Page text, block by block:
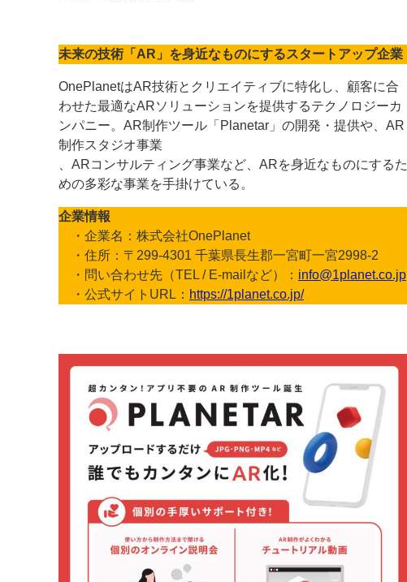
未来の技術「AR」を身近なものにするスタートアップ企業
OnePlanetはAR技術とクリエイティブに特化し、顧客に合
わせた最適なARソリューションを提供するテクノロジーカ
ンパニー。AR制作ツール「Planetar」の開発・提供や、AR
制作スタジオ事業
、ARコンサルティング事業など、ARを身近なものにするた
めの多彩な事業を手掛けている。
企業情報
・企業名：株式会社OnePlanet
・住所：〒299-4301 千葉県長生郡一宮町一宮2998-2
・問い合わせ先（TEL / E-mailなど）： info@1planet.co.jp
・公式サイトURL： https://1planet.co.jp/